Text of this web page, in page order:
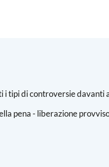
i tipi di controversie
pena - liberazione